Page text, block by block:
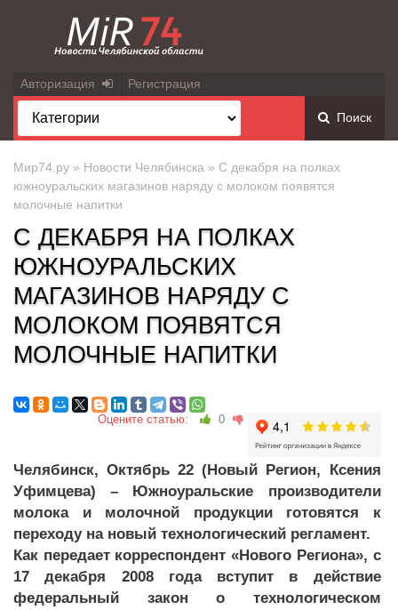
Авторизация Регистрация
Поиск
Мир74.ру » Новости Челябинска » С декабря на полках
южноуральских магазинов наряду с молоком появятся
молочные напитки
С ДЕКАБРЯ НА ПОЛКАХ
ЮЖНОУРАЛЬСКИХ
МАГАЗИНОВ НАРЯДУ С
МОЛОКОМ ПОЯВЯТСЯ
МОЛОЧНЫЕ НАПИТКИ
Оцените статью: 0
Челябинск, Октябрь 22 (Новый Регион, Ксения
Уфимцева) – Южноуральские производители
молока и молочной продукции готовятся к
переходу на новый технологический регламент.
Как передает корреспондент «Нового Региона», с
17 декабря 2008 года вступит в действие
федеральный закон о технологическом